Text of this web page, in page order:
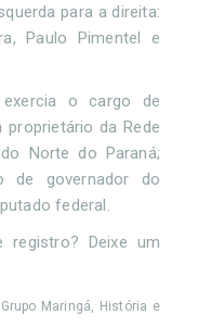
para a direita:
Paulo Pimentel e
o cargo de
proprietário da Rede
Norte do Paraná;
de governador do
federal.
registro? Deixe um
Maringá, História e